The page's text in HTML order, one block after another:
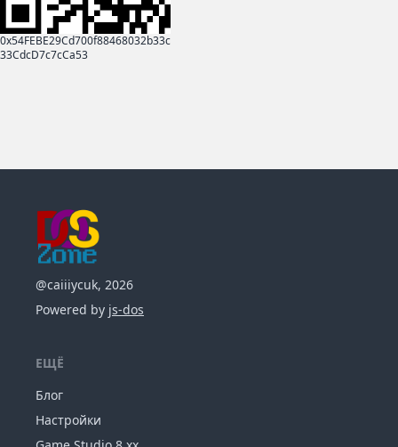
0x54FEBE29Cd700f88468032b33c
33CdcD7c7cCa53
@caiiiycuk, 2026
Powered by js-dos
ЕЩЁ
Блог
Настройки